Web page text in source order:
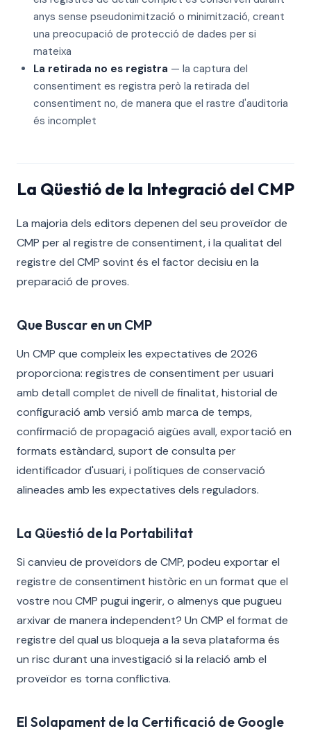
anys sense pseudonimització o minimització, creant
una preocupació de protecció de dades per si
mateixa
La retirada no es registra — la captura del
consentiment es registra però la retirada del
consentiment no, de manera que el rastre d'auditoria
és incomplet
La Qüestió de la Integració del CMP
La majoria dels editors depenen del seu proveïdor de
CMP per al registre de consentiment, i la qualitat del
registre del CMP sovint és el factor decisiu en la
preparació de proves.
Que Buscar en un CMP
Un CMP que compleix les expectatives de 2026
proporciona: registres de consentiment per usuari
amb detall complet de nivell de finalitat, historial de
configuració amb versió amb marca de temps,
confirmació de propagació aigües avall, exportació en
formats estàndard, suport de consulta per
identificador d'usuari, i polítiques de conservació
alineades amb les expectatives dels reguladors.
La Qüestió de la Portabilitat
Si canvieu de proveïdors de CMP, podeu exportar el
registre de consentiment històric en un format que el
vostre nou CMP pugui ingerir, o almenys que pugueu
arxivar de manera independent? Un CMP el format de
registre del qual us bloqueja a la seva plataforma és
un risc durant una investigació si la relació amb el
proveïdor es torna conflictiva.
El Solapament de la Certificació de Google